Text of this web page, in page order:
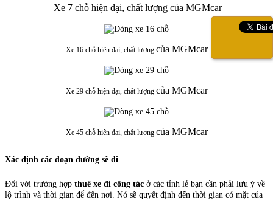
Xe 7 chỗ hiện đại, chất lượng của MGMcar
Xe 16 chỗ hiện đại, chất lượng của MGMcar
Xe 29 chỗ hiện đại, chất lượng của MGMcar
Xe 45 chỗ hiện đại, chất lượng của MGMcar
Xác định các đoạn đường sẽ đi
Đối với trường hợp thuê xe đi công tác ở các tỉnh lẻ bạn cần phải lưu ý về
lộ trình và thời gian để đến nơi. Nó sẽ quyết định đến thời gian có mặt của